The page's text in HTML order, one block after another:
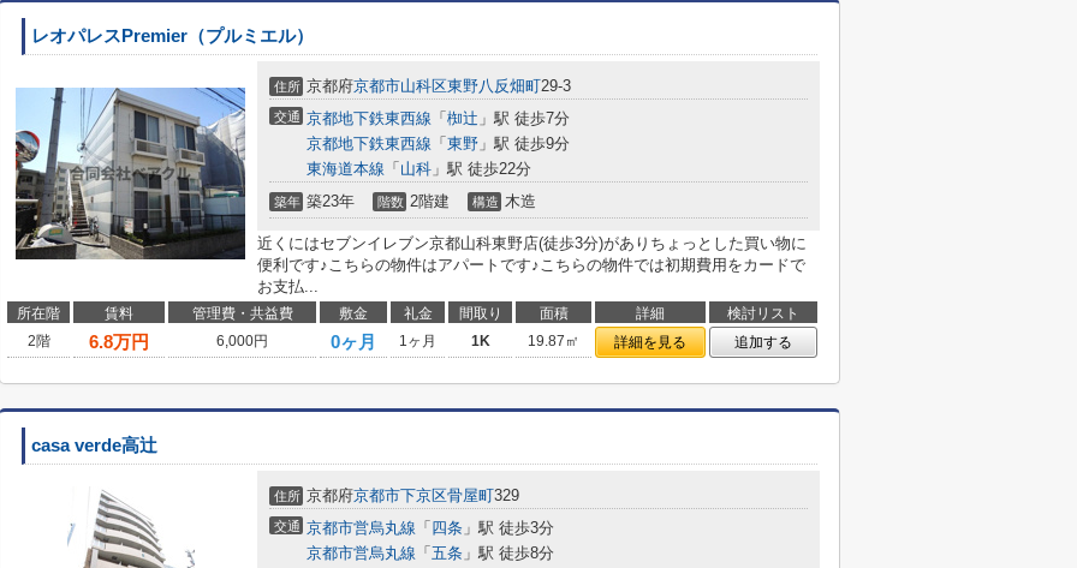
レオパレスPremier（プルミエル）
住所 京都府京都市山科区東野八反畑町29-3
交通 京都地下鉄東西線 「 椥辻 」駅 徒歩7分
京都地下鉄東西線 「 東野 」駅 徒歩9分
東海道本線 「 山科 」駅 徒歩22分
築年 築23年 階数 2階建 構造 木造
近くにはセブンイレブン京都山科東野店(徒歩3分)がありちょっとした買い物に
便利です♪こちらの物件はアパートです♪こちらの物件では初期費用をカードで
お支払...
所在階 賃料 管理費・共益費 敷金 礼金 間取り 面積 詳細
検討リスト
2階
6.8万円 6,000円 0ヶ月 1ヶ月 1K 19.87㎡ 詳細を見る 追加する
casa verde高辻
住所 京都府京都市下京区骨屋町329
交通 京都市営烏丸線 「 四条 」駅 徒歩3分
京都市営烏丸線 「 五条 」駅 徒歩8分